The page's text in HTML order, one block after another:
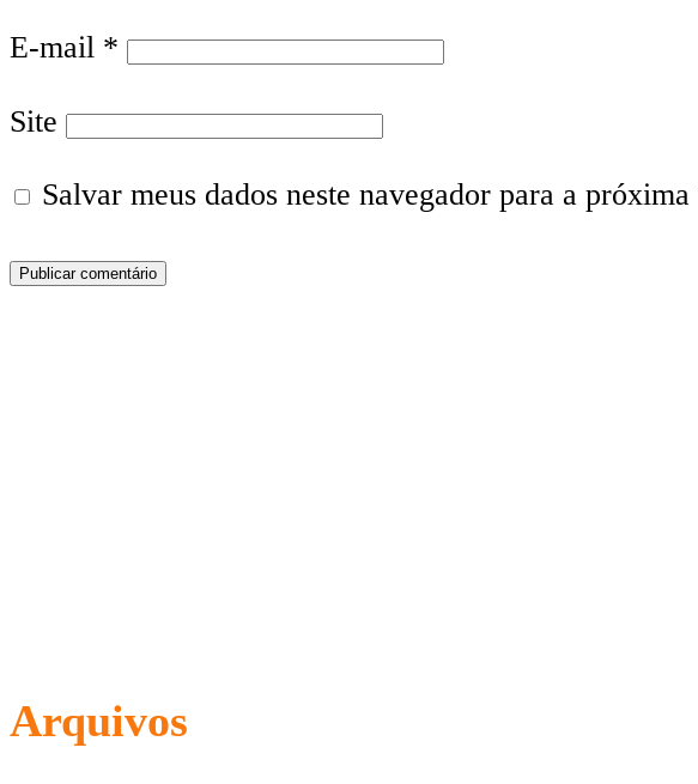
E-mail *
Site
Salvar meus dados neste navegador para a
Arquivos